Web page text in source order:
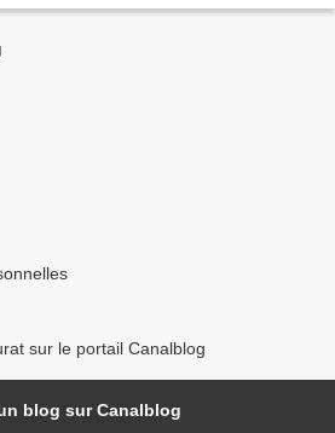
sur le portail Canalblog
blog sur Canalblog